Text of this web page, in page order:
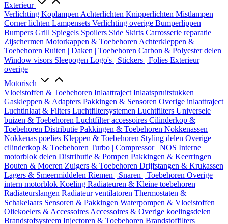
Exterieur
Verlichting Koplampen Achterlichten Knipperlichten Mistlampen
Corner lichten Lampensets Verlichting overige Bumperlippen
Bumpers Grill Spiegels Spoilers Side Skirts Carrosserie reparatie
Zijschermen Motorkappen & Toebehoren Achterkleppen &
Toebehoren Ruiten | Daken | Toebehoren Carbon & Polyester delen
Window visors Sleepogen Logo's | Stickers | Folies Exterieur
overige
Motorisch
Vloeistoffen & Toebehoren Inlaattraject Inlaatspruitstukken
Gaskleppen & Adapters Pakkingen & Sensoren Overige inlaattraject
Luchtinlaat & Filters Luchtfiltersystemen Luchtfilters Universele
buizen & Toebehoren Luchtfilter accessoires Cilinderkop &
Toebehoren Distributie Pakkingen & Toebehoren Nokkenassen
Nokkenas poelies Kleppen & Toebehoren Styling delen Overige
cilinderkop & Toebehoren Turbo | Compressor | NOS Interne
motorblok delen Distributie & Pompen Pakkingen & Keerringen
Bouten & Moeren Zuigers & Toebehoren Drijfstangen & Krukassen
Lagers & Smeermiddelen Riemen | Snaren | Toebehoren Overige
intern motorblok Koeling Radiateuren & Kleine toebehoren
Radiateurslangen Radiateur ventilatoren Thermostaten &
Schakelaars Sensoren & Pakkingen Waterpompen & Vloeistoffen
Oliekoelers & Accessoires Accessoires & Overige koelingsdelen
Brandstofsysteem Injectoren & Toebehoren Brandstoffilters